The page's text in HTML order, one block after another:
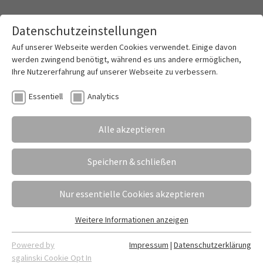
Zeigen Sie Ihre Stärken – holen Sie sich das
KMK-Fremdsprachenzertifikat!
Fabian Dietrich
Die nächsten KMK-Prüfungen stehen bevor – haben
Sie sich schon angemeldet? Wenn Sie Englisch,
Spanisch, Französisch, Niederländisch oder
Russisch sprechen und zeigen wollen, dass Sie
Fremdsprachen nicht nur im Unterricht, sondern
auch im Berufsalltag sicher beherrschen, dann ist
das KMK-Fremdsprachenzertifikat genau das
Richtige für Sie!
Datenschutzeinstellungen
Auf unserer Webseite werden Cookies verwendet. Einige davon
werden zwingend benötigt, während es uns andere ermöglichen,
Ihre Nutzererfahrung auf unserer Webseite zu verbessern.
Essentiell Analytics
Alle akzeptieren
Speichern & schließen
Nur essentielle Cookies akzeptieren
Essentielle Cookies werden für grundlegende Funktionen der
Webseite benötigt. Dadurch ist gewährleistet, dass die
Weitere Informationen anzeigen
Powered by
sgalinski Cookie Opt In
Impressum | Datenschutzerklärung